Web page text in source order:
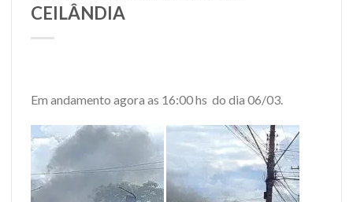
CEILÂNDIA
Em andamento agora as 16:00 hs do dia 06/03.